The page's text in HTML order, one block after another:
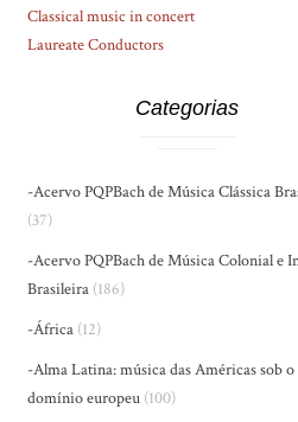
Classical music in concert
Laureate Conductors
Categorias
-Acervo PQPBach de Música Clássica
(37)
-Acervo PQPBach de Música Colonial e
Brasileira (186)
-África (12)
-Alma Latina: música das Américas sob o
domínio europeu (100)